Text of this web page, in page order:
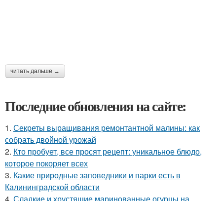
читать дальше →
Последние обновления на сайте:
1. Секреты выращивания ремонтантной малины: как
собрать двойной урожай
2. Кто пробует, все просят рецепт: уникальное блюдо,
которое покоряет всех
3. Какие природные заповедники и парки есть в
Калининградской области